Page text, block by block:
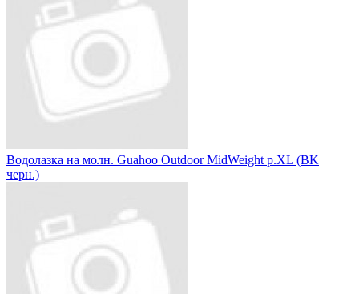
Водолазка на молн. Guahoo Outdoor MidWeight р.XL (BK
черн.)